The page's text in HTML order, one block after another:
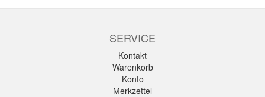
SERVICE
Kontakt
Warenkorb
Konto
Merkzettel